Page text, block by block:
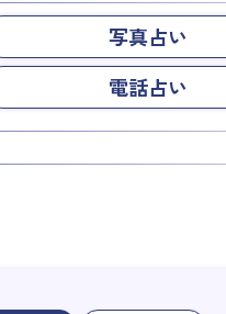
写真占い
電話占い